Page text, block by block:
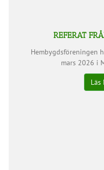
REFERAT
Hembygdsföreningen
mars 2026 i
Läs